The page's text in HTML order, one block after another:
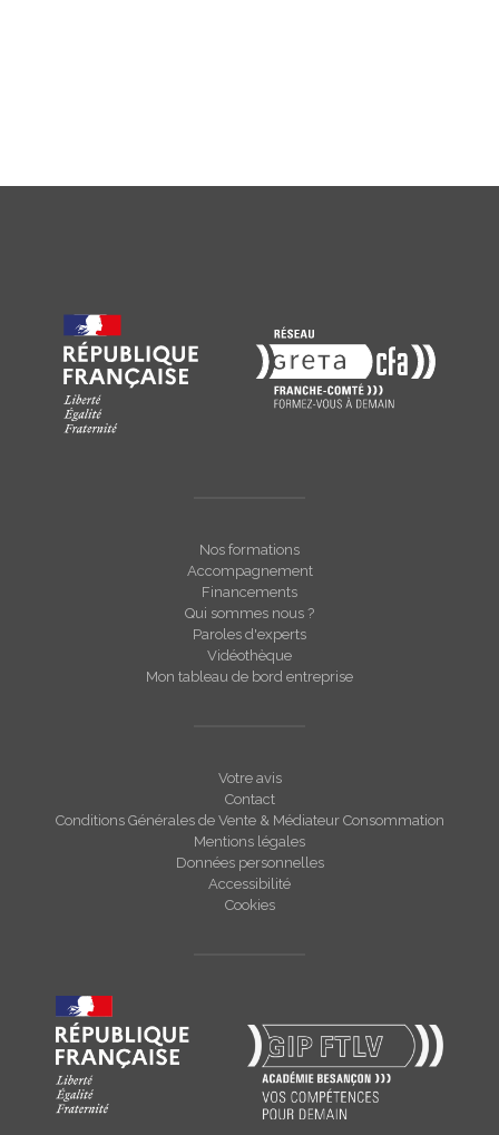
Nos formations
Accompagnement
Financements
Qui sommes nous ?
Paroles d'experts
Vidéothèque
Mon tableau de bord entreprise
Votre avis
Contact
Conditions Générales de Vente & Médiateur Consommation
Mentions légales
Données personnelles
Accessibilité
Cookies